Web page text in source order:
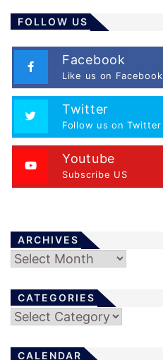
FOLLOW US
Facebook
Like us on Facebook
Twitter
Follow us on Twitter
Youtube
Subscribe US
ARCHIVES
Archives
CATEGORIES
Categories
CALENDAR